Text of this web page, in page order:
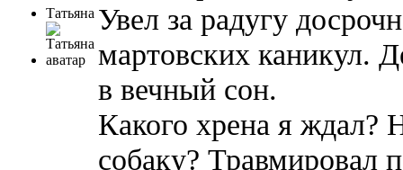
Татьяна Увел за радугу
мартовских каникул.
в вечный сон.
Какого хрена я ждал?
собаку? Травмировал